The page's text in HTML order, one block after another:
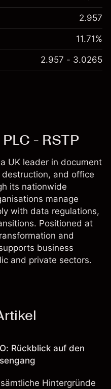
2.957
11.71%
2.957 - 3.0265
- RSTP
UK leader in document
and office
its nationwide
manage
with data regulations,
Positioned at
and
business
and private sectors.
Rückblick auf den
Hintergründe